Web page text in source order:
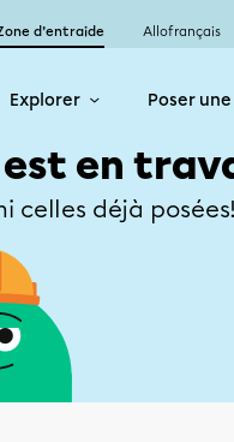
d’entraide Allofrançais
Explorer Poser
est en
celles déjà